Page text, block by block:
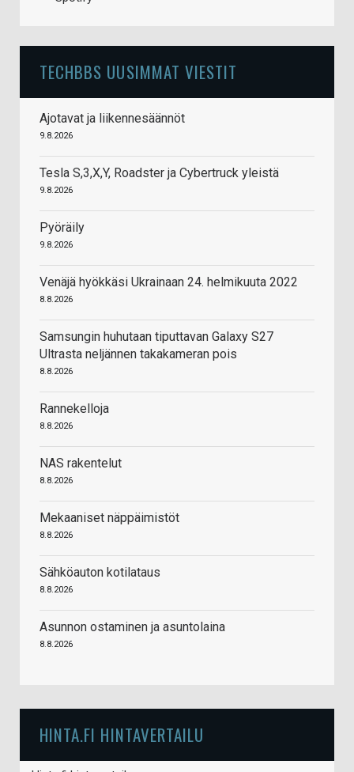
TECHBBS UUSIMMAT VIESTIT
Ajotavat ja liikennesäännöt
9.8.2026
Tesla S,3,X,Y, Roadster ja Cybertruck yleistä
9.8.2026
Pyöräily
9.8.2026
Venäjä hyökkäsi Ukrainaan 24. helmikuuta 2022
8.8.2026
Samsungin huhutaan tiputtavan Galaxy S27
Ultrasta neljännen takakameran pois
8.8.2026
Rannekelloja
8.8.2026
NAS rakentelut
8.8.2026
Mekaaniset näppäimistöt
8.8.2026
Sähköauton kotilataus
8.8.2026
Asunnon ostaminen ja asuntolaina
8.8.2026
HINTA.FI HINTAVERTAILU